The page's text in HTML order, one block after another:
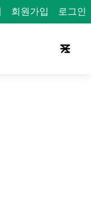
회원가입 로그인